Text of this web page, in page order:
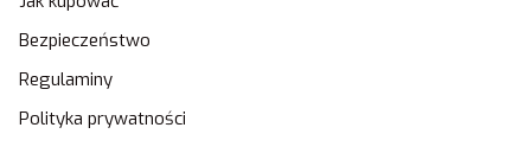
Bezpieczeństwo
Regulaminy
Polityka prywatności